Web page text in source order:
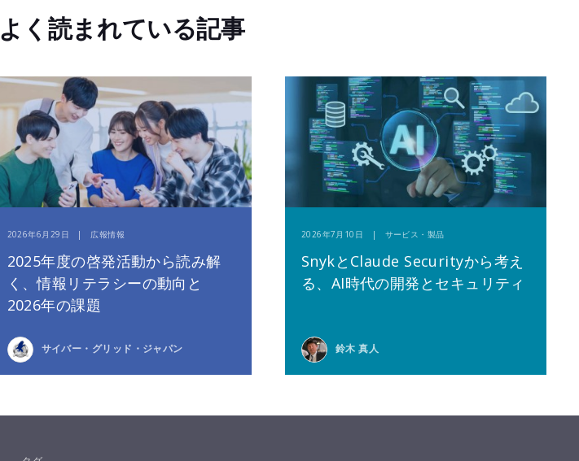
よく読まれている記事
2026年6月29日 | 広報情報
2025年度の啓発活動から読み解
く、情報リテラシーの動向と
2026年の課題
サイバー・グリッド・ジャパン
2026年7月10日 | サービス・製品
SnykとClaude Securityから考え
る、AI時代の開発とセキュリティ
鈴木 真人